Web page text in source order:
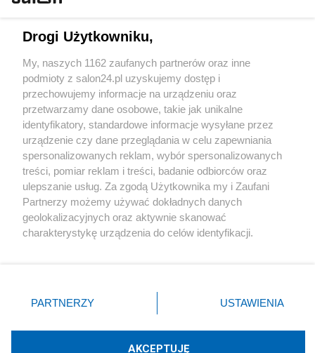
Sport
Społeczeństwo
Kultura
X Facebook Instagram Youtube
Drogi Użytkowniku,
My, naszych 1162 zaufanych partnerów oraz inne
podmioty z salon24.pl uzyskujemy dostęp i
przechowujemy informacje na urządzeniu oraz
przetwarzamy dane osobowe, takie jak unikalne
identyfikatory, standardowe informacje wysyłane przez
urządzenie czy dane przeglądania w celu zapewniania
spersonalizowanych reklam, wybór spersonalizowanych
treści, pomiar reklam i treści, badanie odbiorców oraz
ulepszanie usług. Za zgodą Użytkownika my i Zaufani
Partnerzy możemy używać dokładnych danych
geolokalizacyjnych oraz aktywnie skanować
charakterystykę urządzenia do celów identyfikacji.
zmienić/wycofać klikając przycisk ustawień prywatności
znajdujący się w lewym dolnym rogu strony
rodzaje przetwarzania danych nie wymagają zgody
użytkownika, ale masz prawo sprzeciwić się takiemu
PARTNERZY USTAWIENIA
AKCEPTUJĘ